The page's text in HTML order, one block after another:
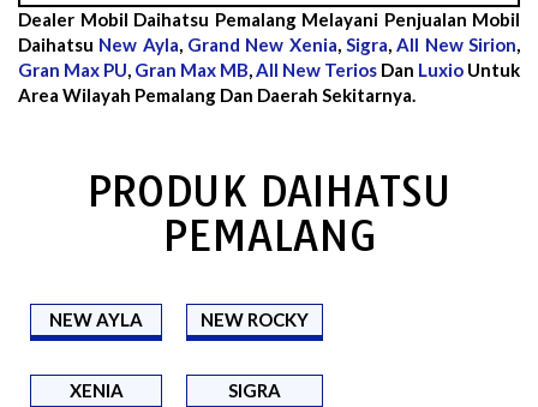
Dealer Mobil Daihatsu Pemalang Melayani Penjualan Mobil
Daihatsu New Ayla, Grand New Xenia,Sigra,All New Sirion,
Gran Max PU, Gran Max MB,All New Terios Dan Luxio Untuk
Area Wilayah Pemalang Dan Daerah Sekitarnya.
PRODUK DAIHATSU
PEMALANG
NEW AYLA NEW ROCKY
XENIA SIGRA